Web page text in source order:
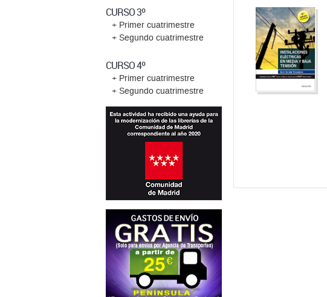
CURSO 3º
+ Primer cuatrimestre
+ Segundo cuatrimestre
CURSO 4º
+ Primer cuatrimestre
+ Segundo cuatrimestre